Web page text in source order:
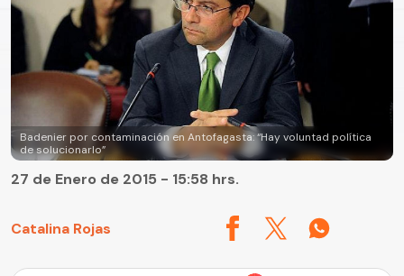
Badenier por contaminación en Antofagasta: “Hay voluntad política
de solucionarlo”
Catalina Rojas
27 de Enero de 2015 - 15:58 hrs.